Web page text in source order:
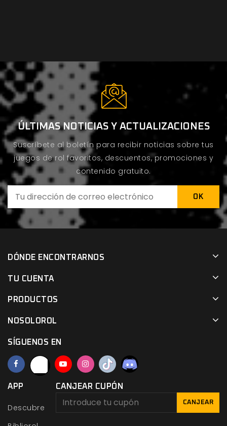
ÚLTIMAS NOTICIAS Y ACTUALIZACIONES
Suscríbete al boletín para recibir noticias sobre tus
juegos de rol favoritos, descuentos, promociones y
contenido gratuito.
DÓNDE ENCONTRARNOS
TU CUENTA
PRODUCTOS
NOSOLOROL
SÍGUENOS EN
APP
Descubre
CANJEAR CUPÓN
CANJEAR